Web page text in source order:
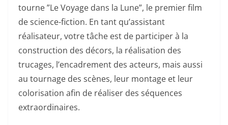
tourne ”Le Voyage dans la Lune”, le premier film
de science-fiction. En tant qu’assistant
réalisateur, votre tâche est de participer à la
construction des décors, la réalisation des
trucages, l’encadrement des acteurs, mais aussi
au tournage des scènes, leur montage et leur
colorisation afin de réaliser des séquences
extraordinaires.